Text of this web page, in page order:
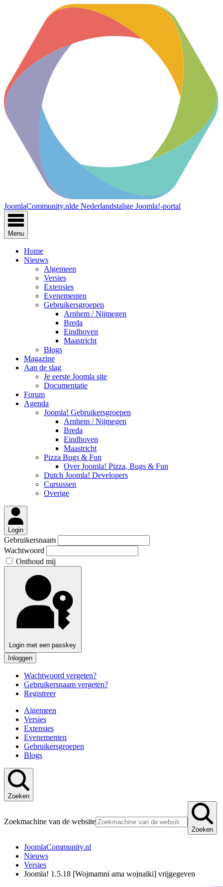
JoomlaCommunity.nlde Nederlandstalige Joomla!-portal
Menu
Home
Nieuws
Algemeen
Versies
Extensies
Evenementen
Gebruikersgroepen
Arnhem / Nijmegen
Breda
Eindhoven
Maastricht
Blogs
Magazine
Aan de slag
Je eerste Joomla site
Documentatie
Forum
Agenda
Joomla! Gebruikersgroepen
Arnhem / Nijmegen
Breda
Eindhoven
Maastricht
Pizza Bugs & Fun
Over Joomla! Pizza, Bugs & Fun
Dutch Joomla! Developers
Cursussen
Overige
Login
Gebruikersnaam
Wachtwoord
Onthoud mij
Login met een passkey
Inloggen
Wachtwoord vergeten?
Gebruikersnaam vergeten?
Registreer
Algemeen
Versies
Extensies
Evenementen
Gebruikersgroepen
Blogs
Zoeken
Zoekmachine van de website
Zoeken
JoomlaCommunity.nl
Nieuws
Versies
Joomla! 1.5.18 [Wojmamni ama wojnaiki] vrijgegeven